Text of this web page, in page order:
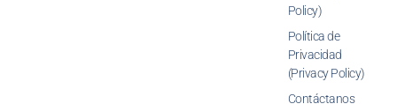
Policy)
Política de
Privacidad
(Privacy Policy)
Contáctanos